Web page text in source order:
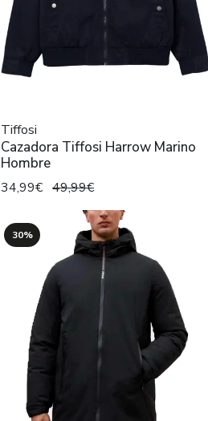
Tiffosi
Cazadora Tiffosi Harrow Marino
Hombre
34,99€ 49,99€
30%